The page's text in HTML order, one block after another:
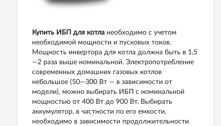
Купить ИБП для котла необходимо с учетом
необходимой мощности и пусковых токов.
Мощность инвертора для котла должна быть в 1,5
—2 раза выше номинальной. Электропотребление
современных домашних газовых котлов
небольшое (50—300 Вт — в зависимости от
модели), можно выбирать ИБП с номинальной
мощностью от 400 Вт до 900 Вт. Выбирать
аккумулятор, в частности по его емкости,
необходимо в зависимости продолжительности